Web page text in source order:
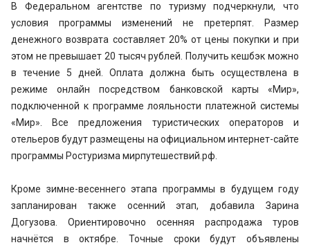
В Федеральном агентстве по туризму подчеркнули, что
условия программы изменений не претерпят. Размер
денежного возврата составляет 20% от цены покупки и при
этом не превышает 20 тысяч рублей. Получить кешбэк можно
в течение 5 дней. Оплата должна быть осуществлена в
режиме онлайн посредством банковской карты «Мир»,
подключенной к программе лояльности платежной системы
«Мир». Все предложения туристических операторов и
отельеров будут размещены на официальном интернет-сайте
программы Ростуризма мирпутешествий.рф.
Кроме зимне-весеннего этапа программы в будущем году
запланирован также осенний этап, добавила Зарина
Догузова. Ориентировочно осенняя распродажа туров
начнётся в октябре. Точные сроки будут объявлены